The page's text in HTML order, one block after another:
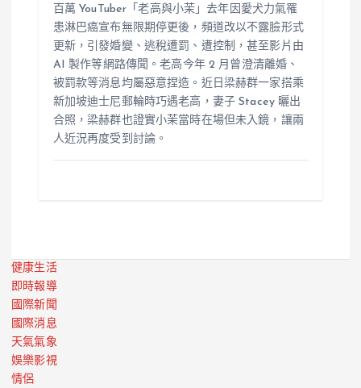
百萬 YouTuber「老高與小茉」去年因愛犬力氣罹
患淋巴癌宣布無限期停更後，頻道改以不露臉形式
更新，引發婚變、逃稅遭罰、遭控制，甚至影片由
AI 製作等網路傳聞。老高今年 2 月曾澄清離婚、
被罰款等消息均屬惡意捏造。近日梁赫群一家搭乘
新加坡迪士尼郵輪時巧遇老高，妻子 Stacey 曬出
合照，梁赫群也證實小茉當時在場但未入鏡，讓兩
人近況再度受到討論。
健康生活
即時報導
國際新聞
國際消息
天氣氣象
娛樂影視
情侶